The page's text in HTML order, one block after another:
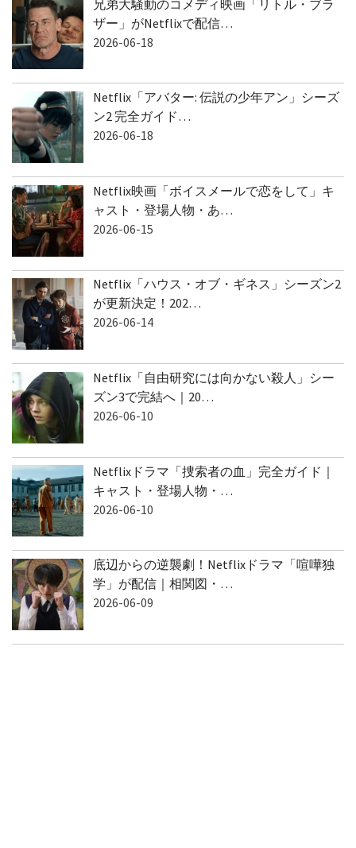
兄弟大騒動のコメディ映画「リトル・ブラ
ザー」がNetflixで配信…
2026-06-18
Netflix「アバター: 伝説の少年アン」シーズ
ン2 完全ガイド…
2026-06-18
Netflix映画「ボイスメールで恋をして」キ
ャスト・登場人物・あ…
2026-06-15
Netflix「ハウス・オブ・ギネス」シーズン2
が更新決定！202…
2026-06-14
Netflix「自由研究には向かない殺人」シー
ズン3で完結へ｜20…
2026-06-10
Netflixドラマ「捜索者の血」完全ガイド｜
キャスト・登場人物・…
2026-06-10
底辺からの逆襲劇！Netflixドラマ「喧嘩独
学」が配信｜相関図・…
2026-06-09